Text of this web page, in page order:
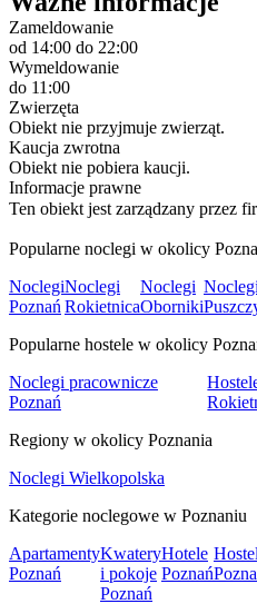
Zameldowanie
od 14:00 do 22:00
Wymeldowanie
do 11:00
Zwierzęta
Obiekt nie przyjmuje zwierząt.
Kaucja zwrotna
Obiekt nie pobiera kaucji.
Informacje prawne
Ten obiekt jest zarządzany przez
Popularne noclegi w okolicy
Noclegi
Poznań
Noclegi
Rokietnica
Noclegi
Oborniki
Noclegi
Popularne hostele w okolicy
Noclegi pracownicze
Poznań
Regiony w okolicy Poznania
Noclegi Wielkopolska
Kategorie noclegowe w Poznaniu
Apartamenty
Poznań
Kwatery
i pokoje
Poznań
Hotele
Poznań